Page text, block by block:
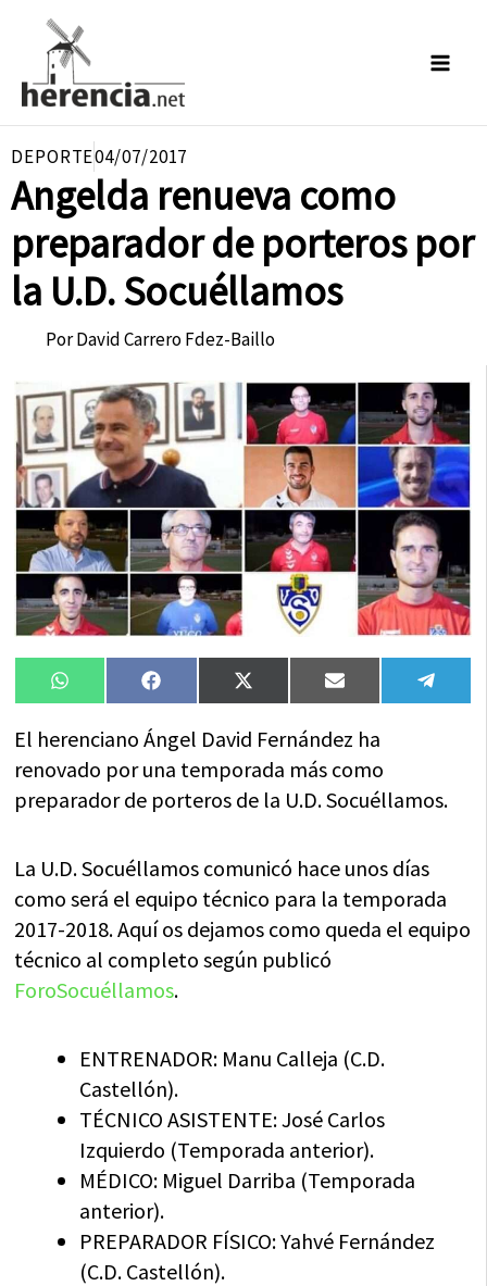
contenido
DEPORTE04/07/2017
Angelda renueva como
preparador de porteros por
la U.D. Socuéllamos
PorDavid Carrero Fdez-Baillo
Compartir
en
WhatsAppCompartir
en
FacebookCompartir
en
X
(Twitter)
Compartir
en
Email
en
El herenciano Ángel David Fernández ha
renovado por una temporada más como
preparador de porteros de la U.D. Socuéllamos.
La U.D. Socuéllamos comunicó hace unos días
como será el equipo técnico para la temporada
2017-2018. Aquí os dejamos como queda el equipo
técnico al completo según publicó
ForoSocuéllamos.
ENTRENADOR: Manu Calleja (C.D.
Castellón).
TÉCNICO ASISTENTE: José Carlos
Izquierdo (Temporada anterior).
MÉDICO: Miguel Darriba (Temporada
anterior).
PREPARADOR FÍSICO: Yahvé Fernández
(C.D. Castellón).